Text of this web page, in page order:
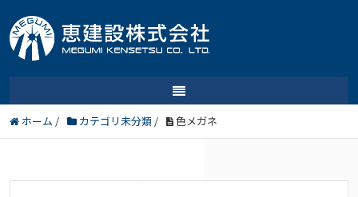
ホーム / カテゴリ未分類 / 色メガネ